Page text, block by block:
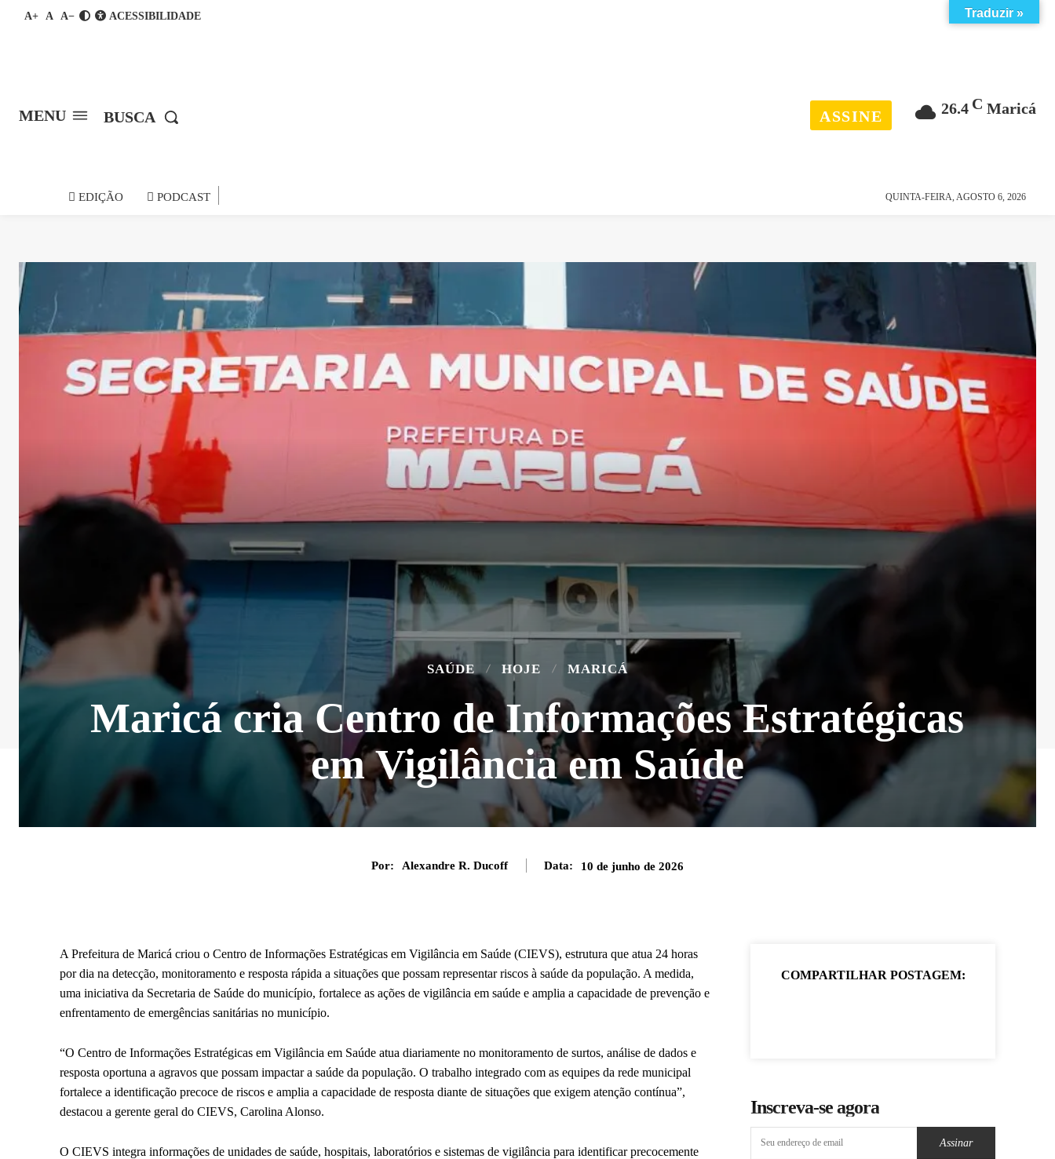
A+ A A− ACESSIBILIDADE
MENU BUSCA
26.4 C Maricá
ASSINE
EDIÇÃO PODCAST QUINTA-FEIRA, AGOSTO 6, 2026
SAÚDE HOJE MARICÁ
Maricá cria Centro de Informações Estratégicas
em Vigilância em Saúde
Por: Alexandre R. Ducoff Data: 10 de junho de 2026
A Prefeitura de Maricá criou o Centro de Informações Estratégicas em Vigilância em Saúde (CIEVS), estrutura que atua 24 horas
por dia na detecção, monitoramento e resposta rápida a situações que possam representar riscos à saúde da população. A medida,
uma iniciativa da Secretaria de Saúde do município, fortalece as ações de vigilância em saúde e amplia a capacidade de prevenção e
enfrentamento de emergências sanitárias no município.
“O Centro de Informações Estratégicas em Vigilância em Saúde atua diariamente no monitoramento de surtos, análise de dados e
resposta oportuna a agravos que possam impactar a saúde da população. O trabalho integrado com as equipes da rede municipal
fortalece a identificação precoce de riscos e amplia a capacidade de resposta diante de situações que exigem atenção contínua”,
destacou a gerente geral do CIEVS, Carolina Alonso.
O CIEVS integra informações de unidades de saúde, hospitais, laboratórios e sistemas de vigilância para identificar precocemente
COMPARTILHAR POSTAGEM:
Inscreva-se agora
Assinar
Traduzir »